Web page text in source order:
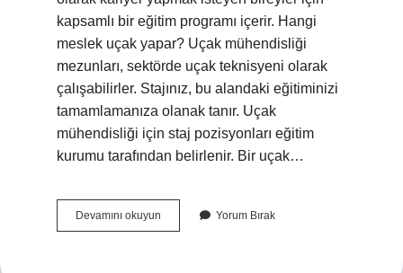
kapsamlı bir eğitim programı içerir. Hangi
meslek uçak yapar? Uçak mühendisliği
mezunları, sektörde uçak teknisyeni olarak
çalışabilirler. Stajınız, bu alandaki eğitiminizi
tamamlamanıza olanak tanır. Uçak
mühendisliği için staj pozisyonları eğitim
kurumu tarafından belirlenir. Bir uçak…
Devamını okuyun
Yapmak
Yorum Bırak